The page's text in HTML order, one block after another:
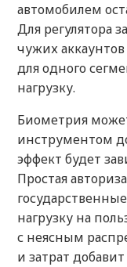
автомобилем
Для регулятора
чужих
для одного
нагрузку.
Биометрия
инструментом
эффект будет
Простая
нагрузку на
с неясным
и затрат